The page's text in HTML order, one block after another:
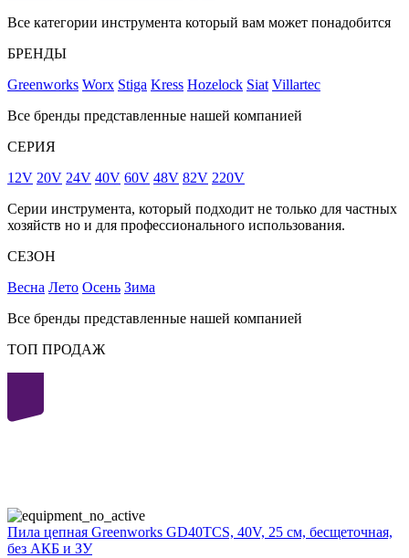
Все категории инструмента который вам может понадобится
БРЕНДЫ
Greenworks Worx Stiga Kress Hozelock Siat Villartec
Все бренды представленные нашей компанией
СЕРИЯ
12V 20V 24V 40V 60V 48V 82V 220V
Серии инструмента, который подходит не только для частных
хозяйств но и для профессионального использования.
СЕЗОН
Весна Лето Осень Зима
Все бренды представленные нашей компанией
ТОП ПРОДАЖ
Пила цепная Greenworks GD40TCS, 40V, 25 см, бесщеточная,
без АКБ и ЗУ